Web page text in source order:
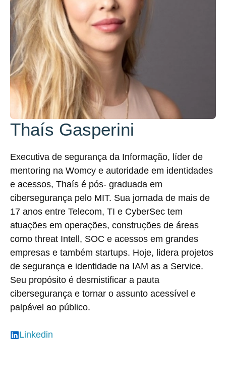
Thaís Gasperini
Executiva de segurança da Informação, líder de
mentoring na Womcy e autoridade em identidades
e acessos, Thaís é pós- graduada em
cibersegurança pelo MIT. Sua jornada de mais de
17 anos entre Telecom, TI e CyberSec tem
atuações em operações, construções de áreas
como threat Intell, SOC e acessos em grandes
empresas e também startups. Hoje, lidera projetos
de segurança e identidade na IAM as a Service.
Seu propósito é desmistificar a pauta
cibersegurança e tornar o assunto acessível e
palpável ao público.
Linkedin